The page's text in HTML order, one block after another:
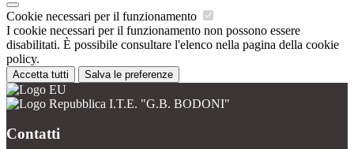
Cookie necessari per il funzionamento
I cookie necessari per il funzionamento non possono essere
disabilitati. È possibile consultare l'elenco nella pagina della cookie
policy.
Accetta tutti Salva le preferenze
I.T.E. "G.B. BODONI"
Contatti